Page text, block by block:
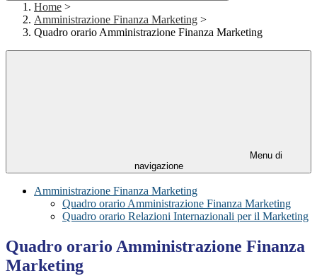
Home >
Amministrazione Finanza Marketing >
Quadro orario Amministrazione Finanza Marketing
Menu di
navigazione
Amministrazione Finanza Marketing
Quadro orario Amministrazione Finanza Marketing
Quadro orario Relazioni Internazionali per il Marketing
Quadro orario Amministrazione Finanza
Marketing